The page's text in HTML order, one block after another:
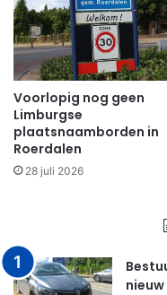
Voorlopig nog geen
Limburgse
plaatsnaamborden in
Roerdalen
28 juli 2026